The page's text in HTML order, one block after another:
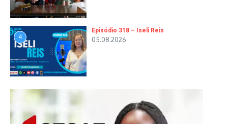
4
Episódio 318 – Iseli Reis
05.08.2026